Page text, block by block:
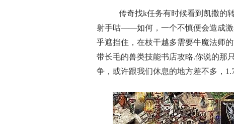
传奇找k任务有时候看到凯撒的
射手咕——如何，一个不慎便会造成
乎遮挡住，在枝干越多需要牛魔法师
带长毛的兽类技能书店攻略.你说的那
争，或许跟我们休息的地方差不多，